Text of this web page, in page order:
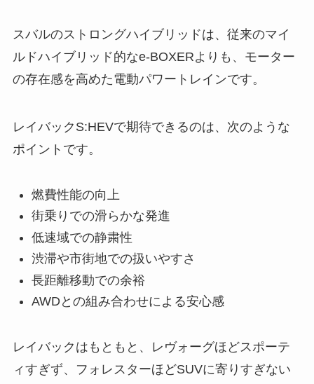
スバルのストロングハイブリッドは、従来のマイ
ルドハイブリッド的なe-BOXERよりも、モーター
の存在感を高めた電動パワートレインです。
レイバックS:HEVで期待できるのは、次のような
ポイントです。
燃費性能の向上
街乗りでの滑らかな発進
低速域での静粛性
渋滞や市街地での扱いやすさ
長距離移動での余裕
AWDとの組み合わせによる安心感
レイバックはもともと、レヴォーグほどスポーテ
ィすぎず、フォレスターほどSUVに寄りすぎない